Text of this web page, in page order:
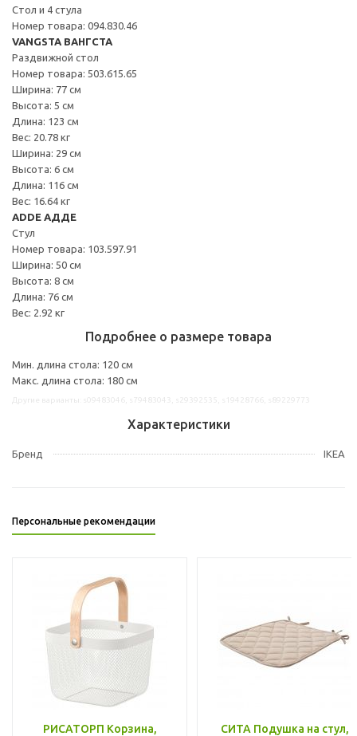
Стол и 4 стула
Номер товара: 094.830.46
VANGSTA ВАНГСТА
Раздвижной стол
Номер товара: 503.615.65
Ширина: 77 см
Высота: 5 см
Длина: 123 см
Вес: 20.78 кг
Ширина: 29 см
Высота: 6 см
Длина: 116 см
Вес: 16.64 кг
ADDE АДДЕ
Стул
Номер товара: 103.597.91
Ширина: 50 см
Высота: 8 см
Длина: 76 см
Вес: 2.92 кг
Подробнее о размере товара
Мин. длина стола: 120 см
Макс. длина стола: 180 см
Характеристики
Бренд IKEA
Персональные рекомендации
РИСАТОРП Корзина,
СИТА Подушка на стул,